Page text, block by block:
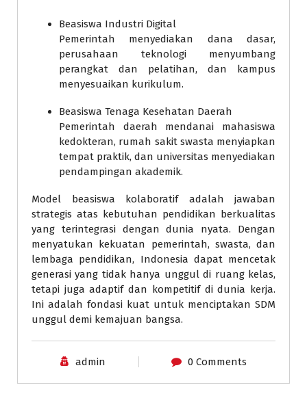
Beasiswa Industri Digital
Pemerintah menyediakan dana dasar,
perusahaan teknologi menyumbang
perangkat dan pelatihan, dan kampus
menyesuaikan kurikulum.
Beasiswa Tenaga Kesehatan Daerah
Pemerintah daerah mendanai mahasiswa
kedokteran, rumah sakit swasta menyiapkan
tempat praktik, dan universitas menyediakan
pendampingan akademik.
Model beasiswa kolaboratif adalah jawaban
strategis atas kebutuhan pendidikan berkualitas
yang terintegrasi dengan dunia nyata. Dengan
menyatukan kekuatan pemerintah, swasta, dan
lembaga pendidikan, Indonesia dapat mencetak
generasi yang tidak hanya unggul di ruang kelas,
tetapi juga adaptif dan kompetitif di dunia kerja.
Ini adalah fondasi kuat untuk menciptakan SDM
unggul demi kemajuan bangsa.
admin 0 Comments